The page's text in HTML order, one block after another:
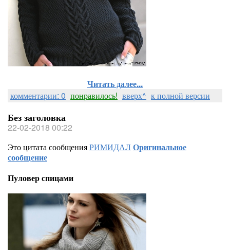
Читать далее...
комментарии: 0 понравилось! вверх^ к полной версии
Без заголовка
22-02-2018 00:22
Это цитата сообщенияРИМИДАЛОригинальное
сообщение
Пуловер спицами